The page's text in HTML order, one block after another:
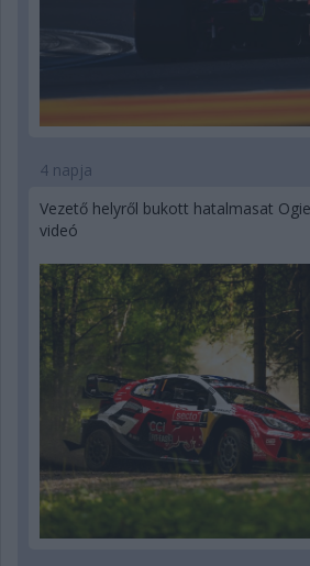
4 napja
Vezető helyről bukott hatalmasat
videó